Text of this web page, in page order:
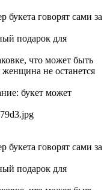
говорят сами за
подарок для
что может быть
не останется
букет может
говорят сами за
подарок для